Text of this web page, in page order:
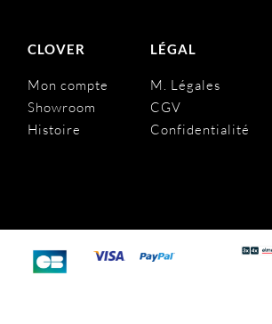
CLOVER
Mon compte
Showroom
Histoire
LÉGAL
M. Légales
CGV
Confidentialité